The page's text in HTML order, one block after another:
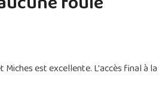
est excellente. L'accès final à